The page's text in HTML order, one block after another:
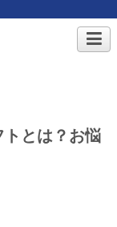
とは？お悩